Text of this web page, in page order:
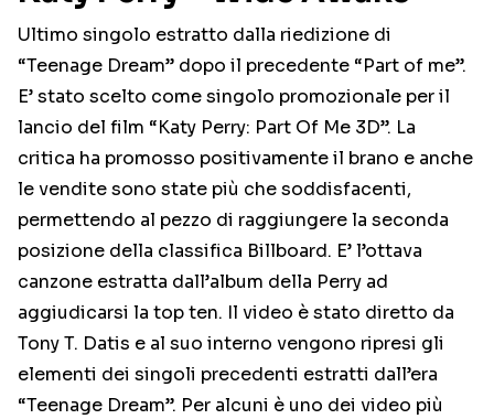
Ultimo singolo estratto dalla riedizione di
“Teenage Dream” dopo il precedente “Part of me”.
E’ stato scelto come singolo promozionale per il
lancio del film “Katy Perry: Part Of Me 3D”. La
critica ha promosso positivamente il brano e anche
le vendite sono state più che soddisfacenti,
permettendo al pezzo di raggiungere la seconda
posizione della classifica Billboard. E’ l’ottava
canzone estratta dall’album della Perry ad
aggiudicarsi la top ten. Il video è stato diretto da
Tony T. Datis e al suo interno vengono ripresi gli
elementi dei singoli precedenti estratti dall’era
“Teenage Dream”. Per alcuni è uno dei video più